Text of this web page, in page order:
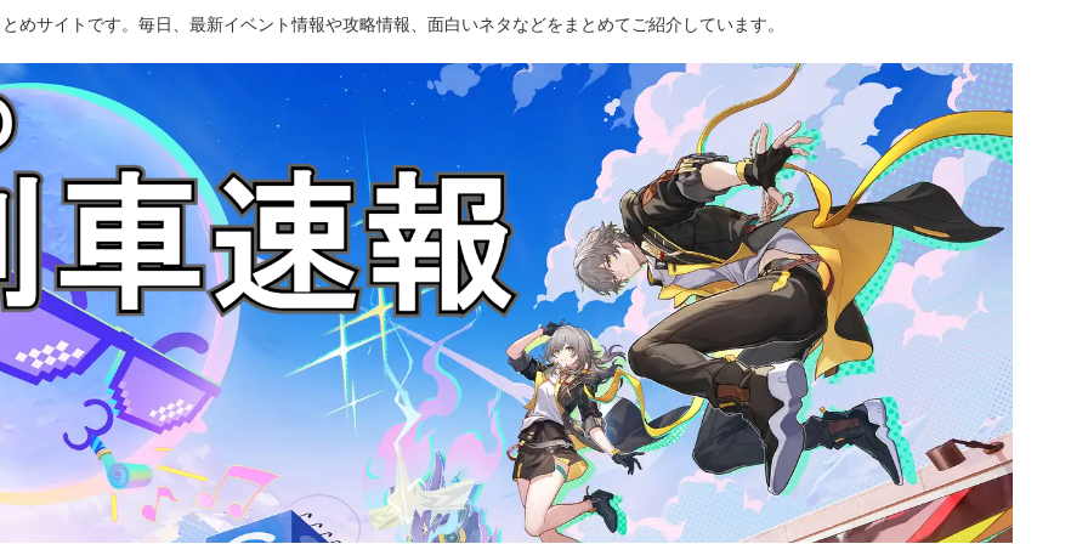
めサイトです。毎日、最新イベント情報や攻略情報、面白いネタなどをまとめてご紹介しています。